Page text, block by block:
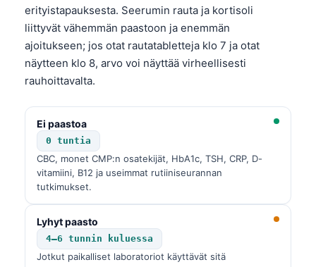
erityistapauksesta. Seerumin rauta ja kortisoli
liittyvät vähemmän paastoon ja enemmän
ajoitukseen; jos otat rautatabletteja klo 7 ja otat
näytteen klo 8, arvo voi näyttää virheellisesti
rauhoittavalta.
Ei paastoa
0 tuntia
CBC, monet CMP:n osatekijät, HbA1c, TSH, CRP, D-
vitamiini, B12 ja useimmat rutiiniseurannan
tutkimukset.
Lyhyt paasto
4–6 tunnin kuluessa
Jotkut paikalliset laboratoriot käyttävät sitä